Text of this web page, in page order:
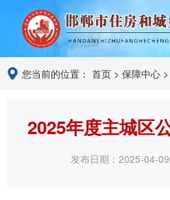
您当前的位置： 首页 > 保障中心 >
2025年度主城区
发布日期：2025-04-09